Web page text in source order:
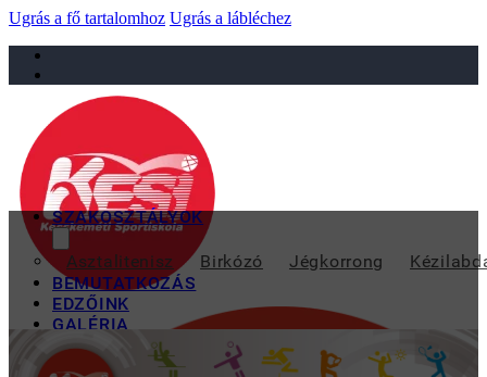
Ugrás a fő tartalomhoz Ugrás a lábléchez
sportiskola@juniorsportkft.hu
SZAKOSZTÁLYOK
Asztalitenisz Birkózó Jégkorrong
BEMUTATKOZÁS
EDZŐINK
GALÉRIA
TAO
KAPCSOLAT